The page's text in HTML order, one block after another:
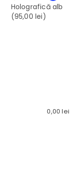
Holografică alb
(95,00 lei)
0,00lei